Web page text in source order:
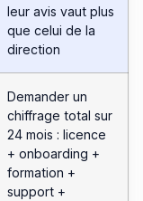
leur avis vaut plus
que celui de la
direction
Demander un
chiffrage total sur
24 mois : licence
+ onboarding +
formation +
support +